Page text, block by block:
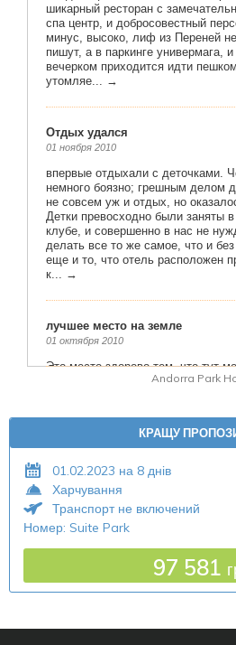
Andorra Park
КРАЩУ
01.02.2023 на 8 днів
Харчування
Транспорт не включений
Номер: Suite Park
97 581